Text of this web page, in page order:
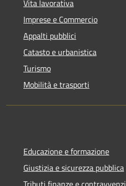
Vita lavorativa
Imprese e Commercio
Appalti pubblici
Catasto e urbanistica
Turismo
Mobilità e trasporti
Educazione e formazione
Giustizia e sicurezza pubblica